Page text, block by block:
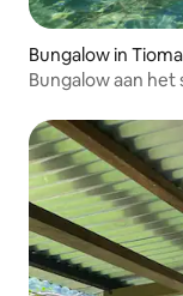
Bungalow in
Bungalow aan